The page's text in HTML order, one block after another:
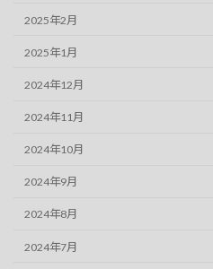
2025年2月
2025年1月
2024年12月
2024年11月
2024年10月
2024年9月
2024年8月
2024年7月